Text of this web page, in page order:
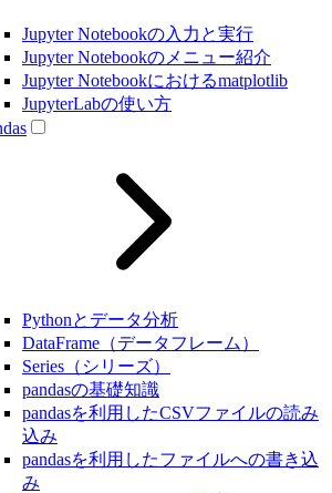
Jupyter Notebookの入力と実行
Jupyter Notebookのメニュー紹介
Jupyter Notebookにおけるmatplotlib
JupyterLabの使い方
Pythonとデータ分析
DataFrame（データフレーム）
Series（シリーズ）
pandasの基礎知識
pandasを利用したCSVファイルの読み
込み
pandasを利用したファイルへの書き込
み